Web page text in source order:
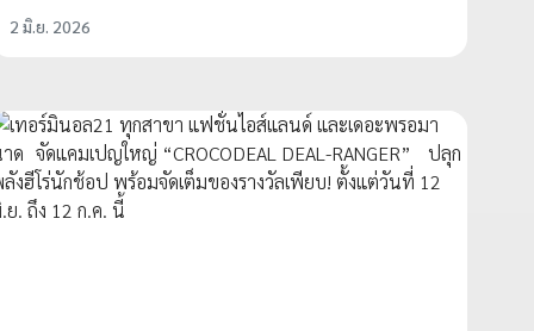
2 มิ.ย. 2026